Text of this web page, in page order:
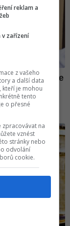
reklam a
v zařízení
z vašeho
a další data
kteří je mohou
tento
o přesné
na
vznést
stránky nebo
odvolání
cookie.